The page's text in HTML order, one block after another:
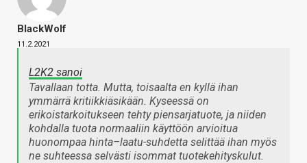
BlackWolf
11.2.2021
L2K2 sanoi
Tavallaan totta. Mutta, toisaalta en kyllä ihan
ymmärrä kritiikkiäsikään. Kyseessä on
erikoistarkoitukseen tehty piensarjatuote, ja niiden
kohdalla tuota normaaliin käyttöön arvioitua
huonompaa hinta–laatu-suhdetta selittää ihan myös
ne suhteessa selvästi isommat tuotekehityskulut.